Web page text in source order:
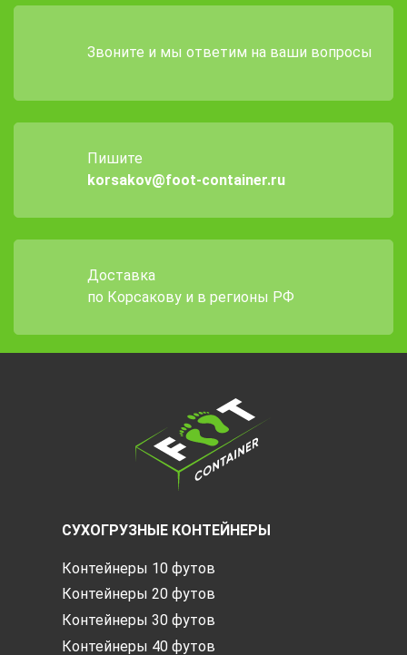
Звоните и мы ответим на ваши вопросы
Пишите
korsakov@foot-container.ru
Доставка
по Корсакову и в регионы РФ
СУХОГРУЗНЫЕ КОНТЕЙНЕРЫ
Контейнеры 10 футов
Контейнеры 20 футов
Контейнеры 30 футов
Контейнеры 40 футов